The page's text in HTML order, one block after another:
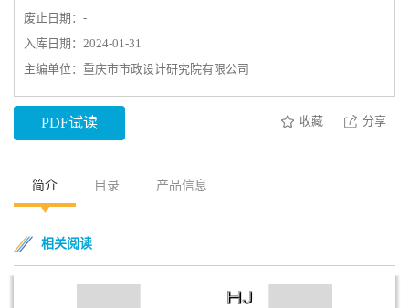
废止日期：-
入库日期：2024-01-31
主编单位：重庆市市政设计研究院有限公司
PDF试读 收藏 分享
简介 目录 产品信息
相关阅读